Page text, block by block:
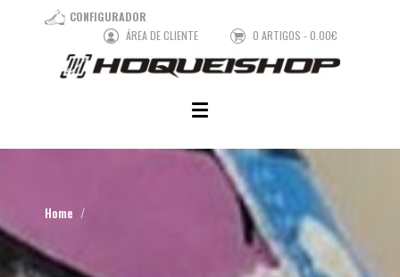
CONFIGURADOR
ÁREA DE CLIENTE
0 ARTIGOS - 0.00€
Home